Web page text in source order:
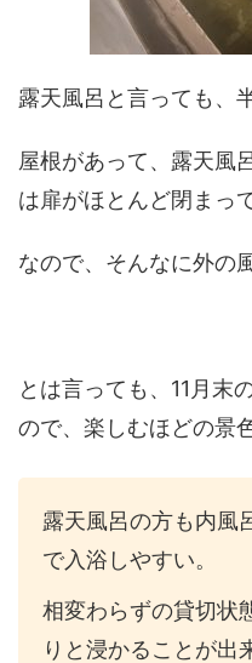
露天風呂と言っても、
屋根があって、露天風
は扉がほとんど閉まっ
なので、そんなに外の
とは言っても、11月末
ので、楽しむほどの景
露天風呂の方も内
で入浴しやすい。
相変わらずの貸切状
りと浸かることが出